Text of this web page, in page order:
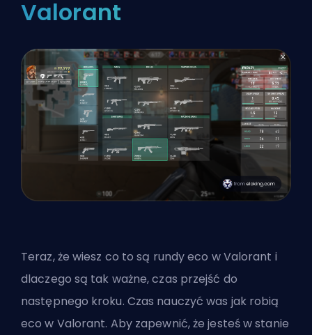
Valorant
Teraz, że wiesz co to są rundy eco w Valorant i
dlaczego są tak ważne, czas przejść do
następnego kroku. Czas nauczyć was jak robią
eco w Valorant. Aby zapewnić, że jesteś w stanie